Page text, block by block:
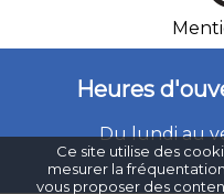
Heures
Du lundi au
Ce site utilise des
mesurer la
vous proposer des